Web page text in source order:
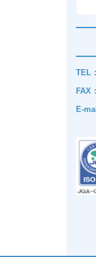
TEL
FAX
E-